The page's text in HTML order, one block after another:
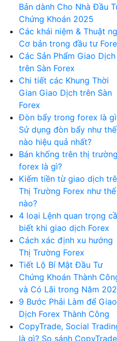
Bản dành Cho Nhà Đầu
Chứng Khoán 2025
Các khái niệm & Thuật
Cơ bản trong đầu tư
Các Sản Phẩm Giao Dịch
trên Sàn Forex
Chi tiết các Khung Thời
Gian Giao Dịch trên Sàn
Forex
Đòn bẩy trong forex là
Sử dụng đòn bẩy như thế
nào hiệu quả nhất?
Bán khống trên thị trường
forex là gì?
Kiếm tiền từ giao dịch
Thị Trường Forex như thế
nào?
4 loại Lệnh quan trọng
biết khi giao dịch Forex
Cách xác định xu hướng
Thị Trường Forex
Tiết Lộ Bí Mật Đầu Tư
Chứng Khoán Thành
và Có Lãi trong Năm
9 Bước Phải Làm để Giao
Dịch Forex Thành Công
CopyTrade, Social
là gì? So sánh CopyTrade